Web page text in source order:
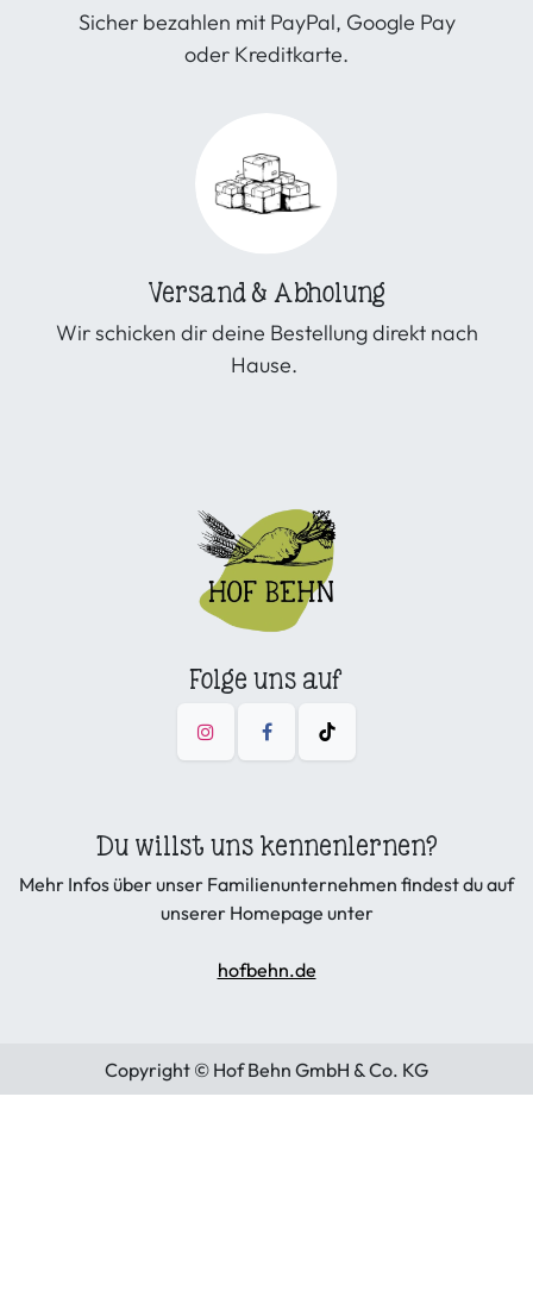
Sicher bezahlen mit PayPal, Google Pay
oder Kreditkarte.
Versand & Abholung
Wir schicken dir deine Bestellung direkt nach
Hause.
Folge uns auf
Du willst uns kennenlernen?
Mehr Infos über unser Familienunternehmen findest du auf
unserer Homepage unter
hofbehn.de
Copyright © Hof Behn GmbH & Co. KG